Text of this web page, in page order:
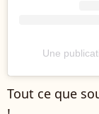
Une
Tout ce que